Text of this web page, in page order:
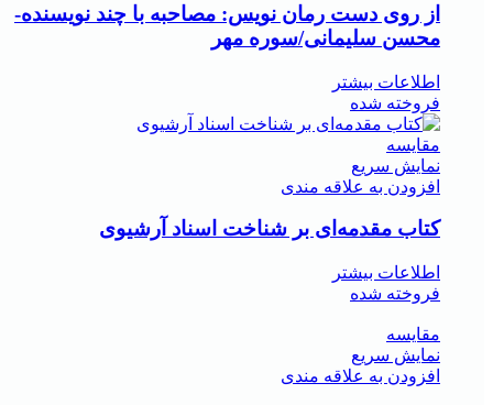
از روی دست رمان نویس: مصاحبه با چند نویسنده-
محسن سلیمانی/سوره مهر
اطلاعات بیشتر
فروخته شده
مقايسه
نمایش سریع
افزودن به علاقه مندی
کتاب مقدمه‌ای بر شناخت اسناد آرشیوی
اطلاعات بیشتر
فروخته شده
مقايسه
نمایش سریع
افزودن به علاقه مندی